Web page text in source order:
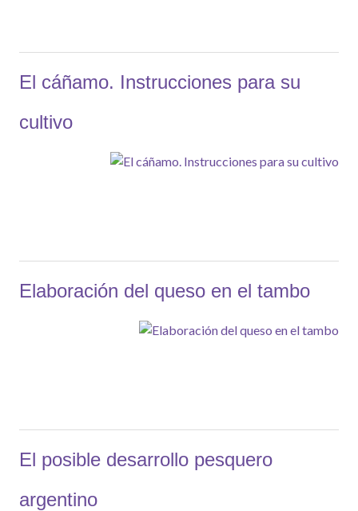
El cáñamo. Instrucciones para su
cultivo
Elaboración del queso en el tambo
El posible desarrollo pesquero
argentino